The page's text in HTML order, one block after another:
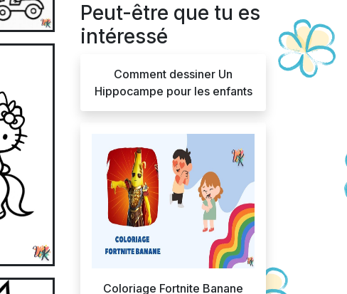
Peut-être que tu es
intéressé
Comment dessiner Un
Hippocampe pour les enfants
Coloriage Fortnite Banane